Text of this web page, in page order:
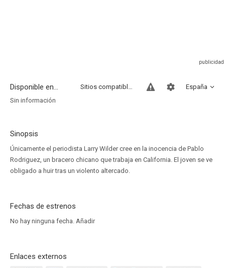
Disponible en... España
Sitios compatibles
Sin información
Sinopsis
Únicamente el periodista Larry Wilder cree en la inocencia de Pablo
Rodriguez, un bracero chicano que trabaja en California. El joven se ve
obligado a huir tras un violento altercado.
Fechas de estrenos
No hay ninguna fecha. Añadir
Enlaces externos